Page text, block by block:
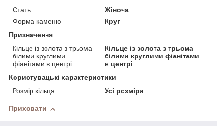
Стать
Жіноча
Форма каменю
Круг
Призначення
Кільце із золота з трьома
білими круглими
фіанітами в центрі
Кільце із золота з трьома
білими круглими фіанітами
в центрі
Користувацькi характеристики
Розмір кільця
Усі розміри
Приховати